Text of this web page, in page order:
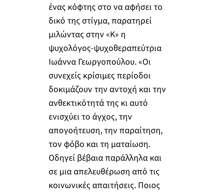
ένας κόφτης στο να αφήσει το
δικό της στίγμα, παρατηρεί
μιλώντας στην «Κ» η
ψυχολόγος-ψυχοθεραπεύτρια
Ιωάννα Γεωργοπούλου. «Οι
συνεχείς κρίσιμες περίοδοι
δοκιμάζουν την αντοχή και την
ανθεκτικότητά της κι αυτό
ενισχύει το άγχος, την
απογοήτευση, την παραίτηση,
τον φόβο και τη ματαίωση.
Οδηγεί βέβαια παράλληλα και
σε μια απελευθέρωση από τις
κοινωνικές απαιτήσεις. Ποιος